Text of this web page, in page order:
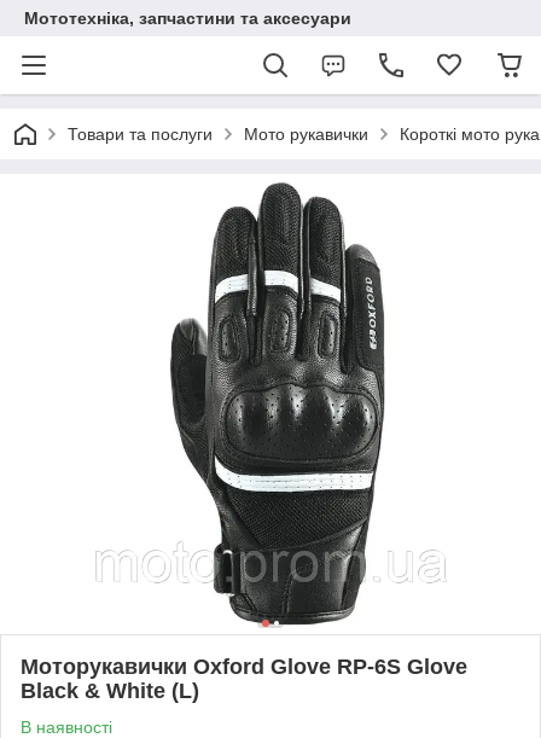
Мототехніка, запчастини та аксесуари
Товари та послуги Мото рукавички Короткі мото
Моторукавички Oxford Glove RP-6S Glove
Black & White (L)
В наявності